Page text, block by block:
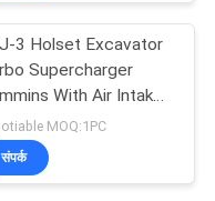
सील
98
3 Holset Excavator
Supercharger
With Air Intakes
MOQ:1PC
संपर्क